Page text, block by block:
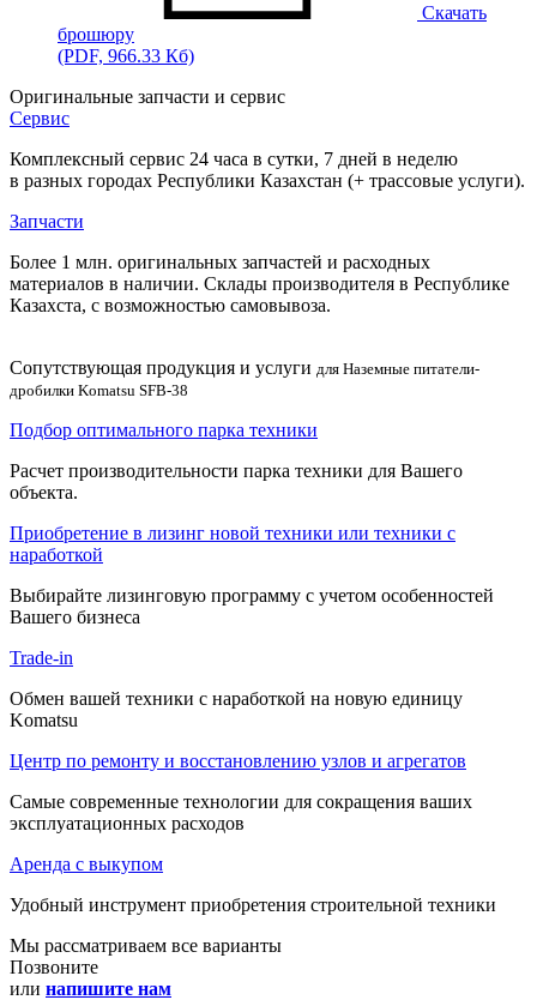
Скачать
брошюру
(PDF, 966.33 Кб)
Оригинальные запчасти и сервис
Сервис
Комплексный сервис 24 часа в сутки, 7 дней в неделю
в разных городах Республики Казахстан (+ трассовые услуги).
Запчасти
Более 1 млн. оригинальных запчастей и расходных
материалов в наличии. Склады производителя в Республике
Казахста, с возможностью самовывоза.
Сопутствующая продукция и услуги для Наземные питатели-
дробилки Komatsu SFB-38
Подбор оптимального парка техники
Расчет производительности парка техники для Вашего
объекта.
Приобретение в лизинг новой техники или техники с
наработкой
Выбирайте лизинговую программу с учетом особенностей
Вашего бизнеса
Trade-in
Обмен вашей техники с наработкой на новую единицу
Komatsu
Центр по ремонту и восстановлению узлов и агрегатов
Самые современные технологии для сокращения ваших
эксплуатационных расходов
Аренда с выкупом
Удобный инструмент приобретения строительной техники
Мы рассматриваем все варианты
Позвоните
или напишите нам